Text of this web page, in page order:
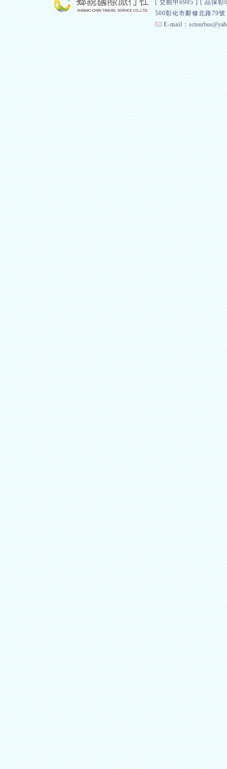
[ 交觀甲6905 ] [ 品保
500彰化市辭修北路79
E-mail：